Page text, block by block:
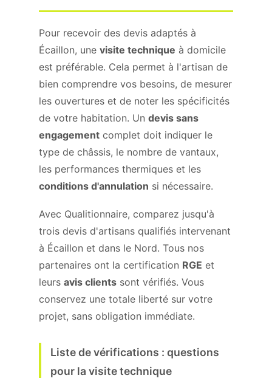
Pour recevoir des devis adaptés à
Écaillon, une visite technique à domicile
est préférable. Cela permet à l'artisan de
bien comprendre vos besoins, de mesurer
les ouvertures et de noter les spécificités
de votre habitation. Un devis sans
engagement complet doit indiquer le
type de châssis, le nombre de vantaux,
les performances thermiques et les
conditions d'annulation si nécessaire.
Avec Qualitionnaire, comparez jusqu'à
trois devis d'artisans qualifiés intervenant
à Écaillon et dans le Nord. Tous nos
partenaires ont la certification RGE et
leurs avis clients sont vérifiés. Vous
conservez une totale liberté sur votre
projet, sans obligation immédiate.
Liste de vérifications : questions
pour la visite technique